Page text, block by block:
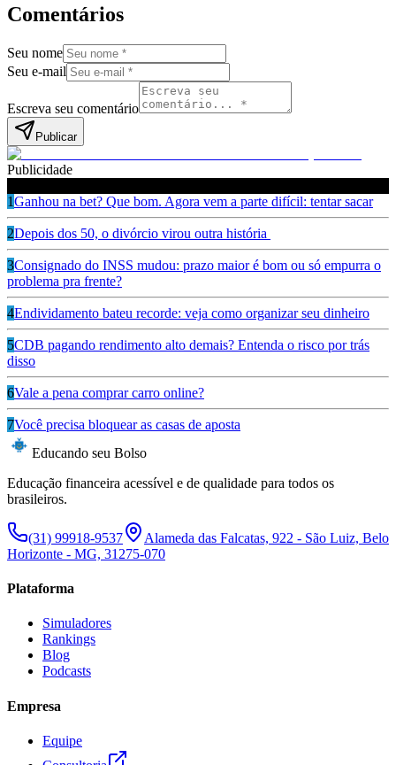
Comentários
Seu nome
Seu e-mail
Escreva seu comentário
Publicar
Publicidade
1Ganhou na bet? Que bom. Agora vem a parte difícil: tentar sacar
2Depois dos 50, o divórcio virou outra história
3Consignado do INSS mudou: prazo maior é bom ou só empurra o
problema pra frente?
4Endividamento bateu recorde: veja como organizar seu dinheiro
5CDB pagando rendimento alto demais? Entenda o risco por trás
disso
6Vale a pena comprar carro online?
7Você precisa bloquear as casas de aposta
Educando seu Bolso
Educação financeira acessível e de qualidade para todos os
brasileiros.
(31) 99918-9537
Alameda das Falcatas, 922 - São Luiz, Belo
Horizonte - MG, 31275-070
Plataforma
Simuladores
Rankings
Blog
Podcasts
Empresa
Equipe